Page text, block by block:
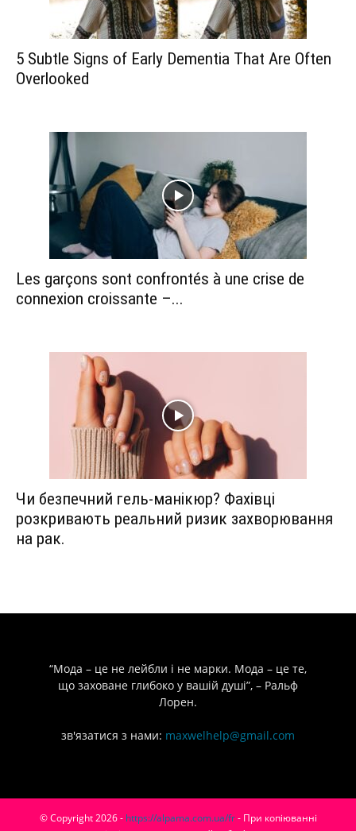
5 Subtle Signs of Early Dementia That Are Often
Overlooked
Les garçons sont confrontés à une crise de
connexion croissante –...
Чи безпечний гель-манікюр? Фахівці
розкривають реальний ризик захворювання
на рак.
“Мода – це не лейбли і не марки. Мода – це те,
що заховане глибоко у вашій душі”, – Ральф
Лорен.
зв'язатися з нами: maxwelhelp@gmail.com
© Copyright 2026 - https://alpama.com.ua/fr- При копіюванні